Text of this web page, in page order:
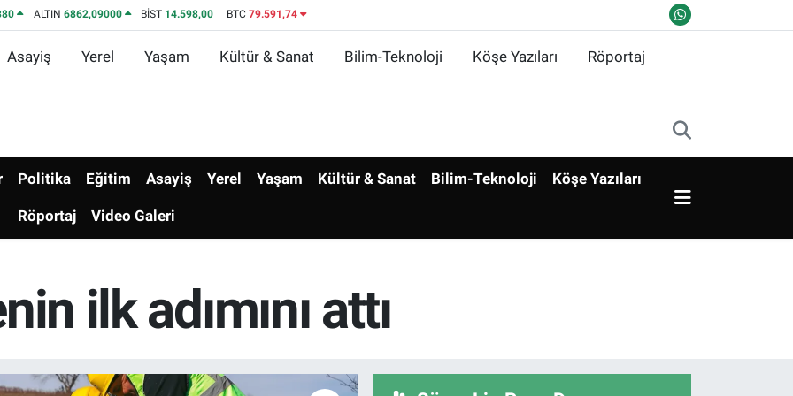
ALTIN 6862,09000 BİST 14.598,00 BTC 79.591,74
Asayiş Yerel Yaşam Kültür & Sanat Bilim-Teknoloji Köşe Yazıları Röportaj
Politika Eğitim Asayiş Yerel Yaşam Kültür & Sanat Bilim-Teknoloji Köşe Yazıları
Röportaj Video Galeri
ilk adımını attı